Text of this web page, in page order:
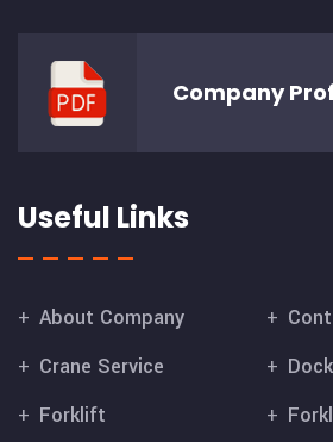
Company
Useful Links
About Company
Crane Service
Forklift